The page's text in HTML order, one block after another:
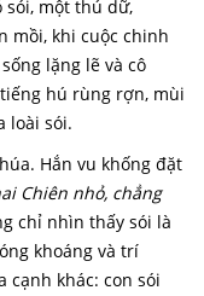
sói, một thú dữ,
mồi, khi cuộc chinh
lặng lẽ và cô
hú rùng rợn, mùi
loài sói.
Hắn vu khống đặt
Chiên nhỏ, chẳng
chỉ nhìn thấy sói là
khoáng và trí
khác: con sói